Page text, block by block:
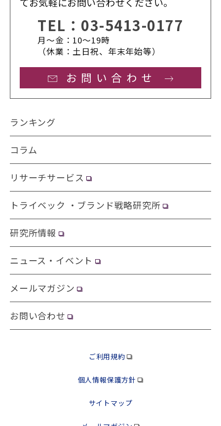
TEL： 03-5413-0177
月〜金：10〜19時
（休業：土日祝、年末年始等）
お問い合わせ
ランキング
コラム
リサーチサービス
トライベック ・ブランド戦略研究所
研究所情報
ニュース・イベント
メールマガジン
お問い合わせ
ご利用規約
個人情報保護方針
サイトマップ